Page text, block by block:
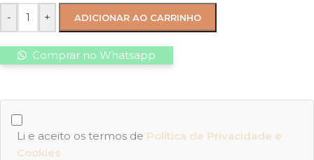
- + ADICIONAR AO CARRINHO
Comprar no Whatsapp
Li e aceito os termos de Política de Privacidade e
Cookies